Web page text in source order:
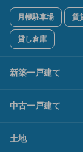
月極駐車場 賃
貸し倉庫
新築一戸建て
中古一戸建て
土地